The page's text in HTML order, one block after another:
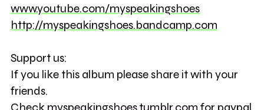
www.youtube.com/myspeakingshoes
http://myspeakingshoes.bandcamp.com
Support us:
If you like this album please share it with your
friends.